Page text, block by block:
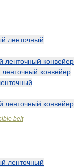
ленточный
ленточный конвейер
конвейер
ленточный конвейер
belt
ленточный